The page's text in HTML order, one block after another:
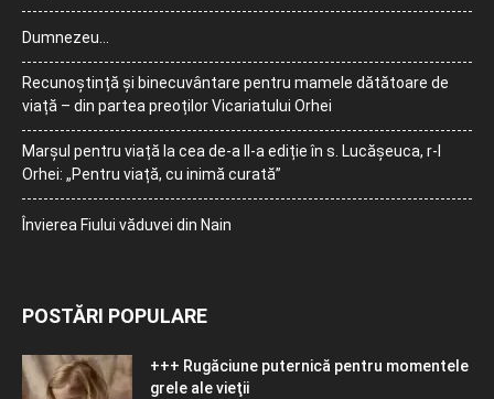
Dumnezeu…
Recunoștință și binecuvântare pentru mamele dătătoare de
viață – din partea preoților Vicariatului Orhei
Marșul pentru viață la cea de-a II-a ediție în s. Lucășeuca, r-l
Orhei: „Pentru viață, cu inimă curată”
Învierea Fiului văduvei din Nain
POSTĂRI POPULARE
+++ Rugăciune puternică pentru momentele
grele ale vieţii